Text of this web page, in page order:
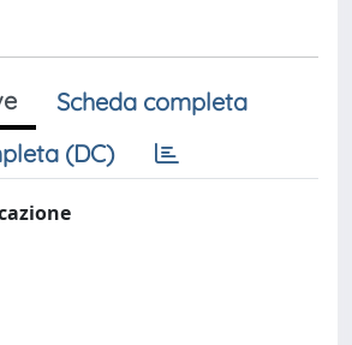
Scheda completa
(DC)